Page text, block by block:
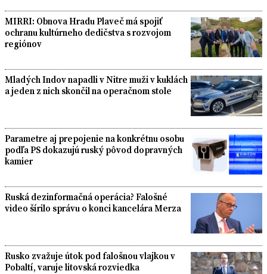
MIRRI: Obnova Hradu Plaveč má spojiť
ochranu kultúrneho dedičstva s rozvojom
regiónov
Mladých Indov napadli v Nitre muži v kuklách
a jeden z nich skončil na operačnom stole
Parametre aj prepojenie na konkrétnu osobu
podľa PS dokazujú ruský pôvod dopravných
kamier
Ruská dezinformačná operácia? Falošné
video šírilo správu o konci kancelára Merza
Rusko zvažuje útok pod falošnou vlajkou v
Pobaltí, varuje litovská rozviedka